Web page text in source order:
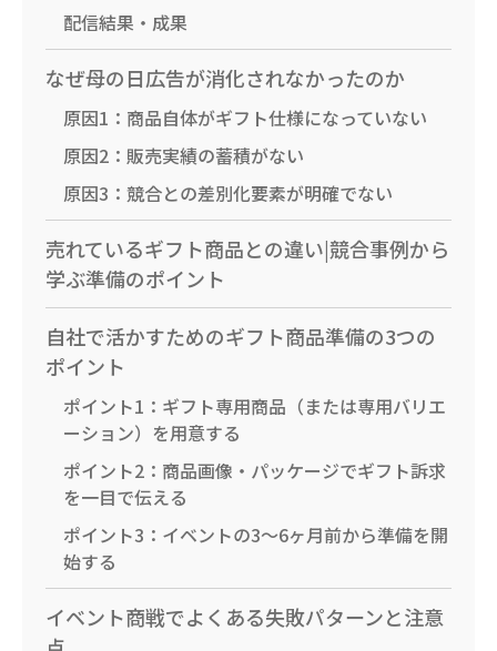
配信結果・成果
なぜ母の日広告が消化されなかったのか
原因1：商品自体がギフト仕様になっていない
原因2：販売実績の蓄積がない
原因3：競合との差別化要素が明確でない
売れているギフト商品との違い|競合事例から
学ぶ準備のポイント
自社で活かすためのギフト商品準備の3つの
ポイント
ポイント1：ギフト専用商品（または専用バリエ
ーション）を用意する
ポイント2：商品画像・パッケージでギフト訴求
を一目で伝える
ポイント3：イベントの3〜6ヶ月前から準備を開
始する
イベント商戦でよくある失敗パターンと注意